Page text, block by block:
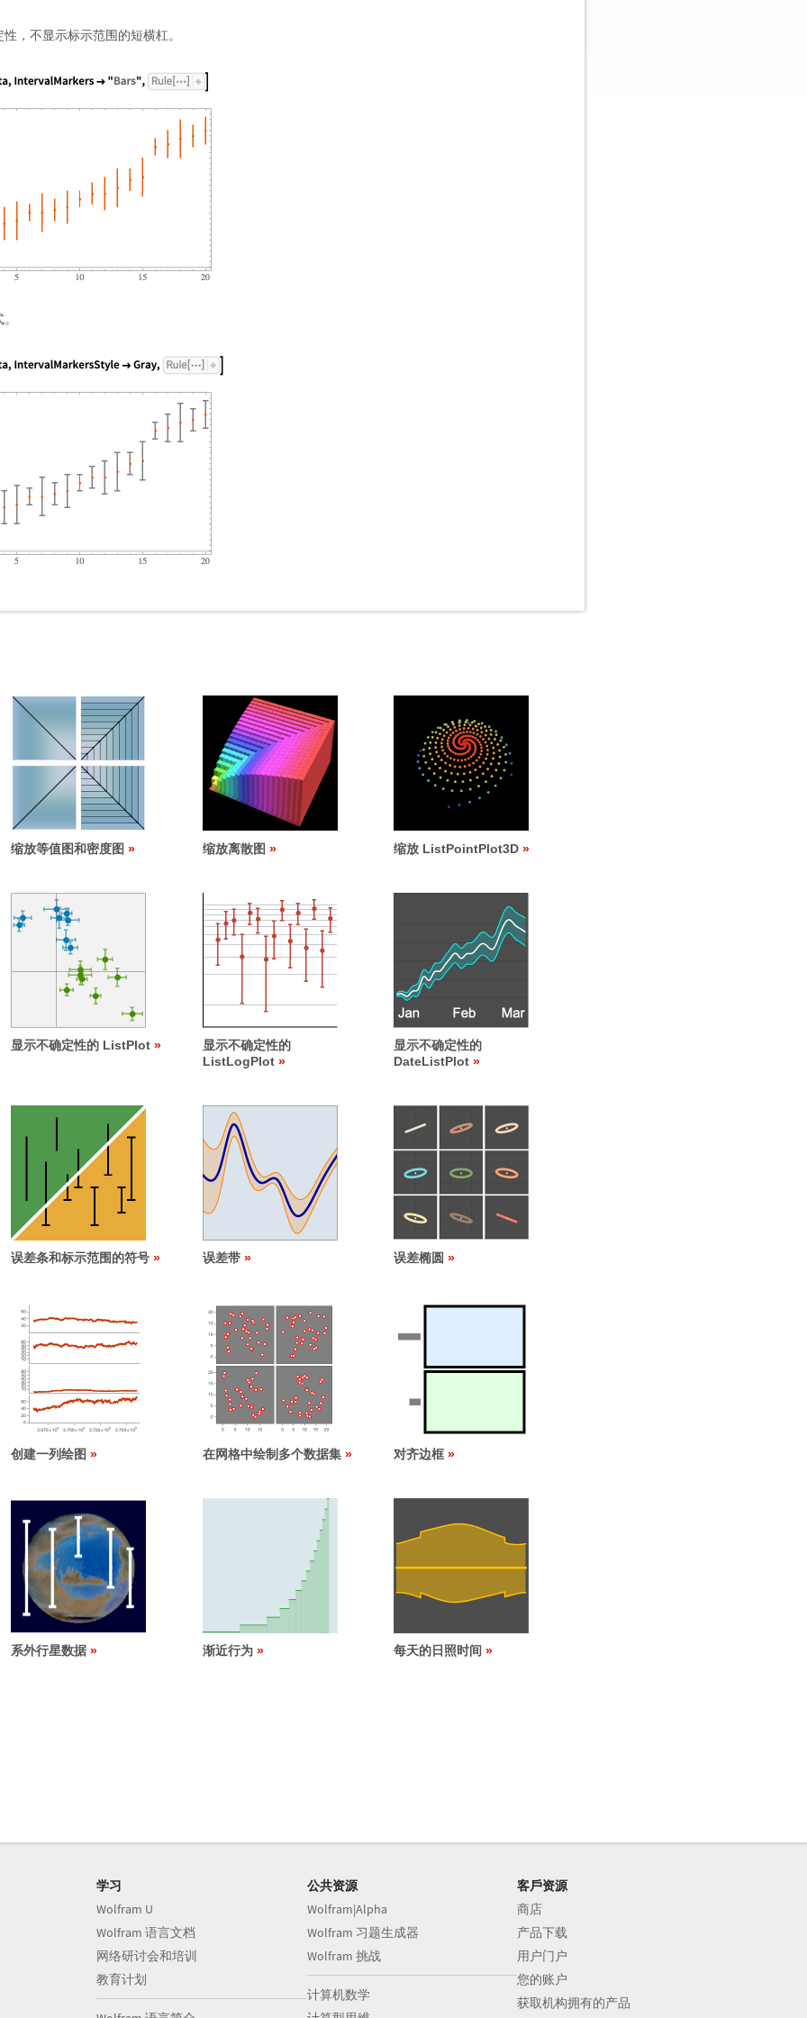
，不显示标示范围的短横杠。
缩放等值图和密度图 缩放离散图 缩放 ListPointPlot3D
显示不确定性的 ListPlot
显示不确定性的
ListLogPlot
显示不确定性的
DateListPlot
误差条和标示范围的符号 误差带 误差椭圆
创建一列绘图 在网格中绘制多个数据集 对齐边框
系外行星数据 渐近行为 每天的日照时间
学习
Wolfram U
Wolfram 语言文档
网络研讨会和培训
教育计划
公共资源
Wolfram|Alpha
Wolfram 习题生成器
Wolfram 挑战
计算机数学
客戶资源
商店
产品下载
用户门户
您的账户
获取机构拥有的产品